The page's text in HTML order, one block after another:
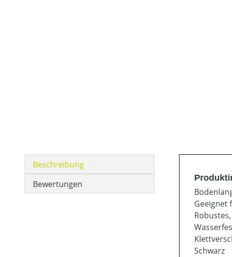
Beschreibung
Bewertungen
Geeignet
Schwarz